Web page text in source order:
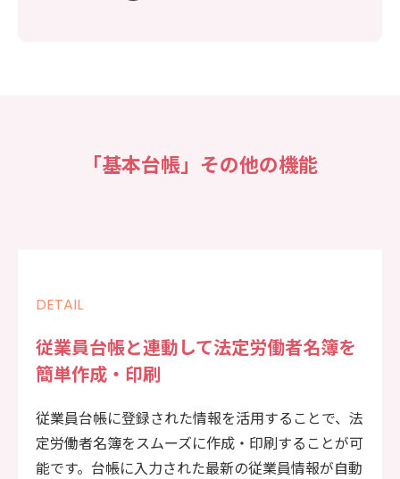
「基本台帳」その他の機能
DETAIL
従業員台帳と連動して法定労働者名簿を
簡単作成・印刷
従業員台帳に登録された情報を活用することで、法
定労働者名簿をスムーズに作成・印刷することが可
能です。台帳に入力された最新の従業員情報が自動